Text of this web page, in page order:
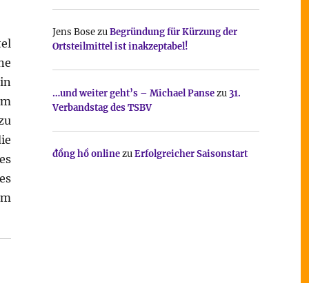
Jens BosezuBegründung für Kürzung der
Ortsteilmittel ist inakzeptabel!
…und weiter geht’s – Michael Pansezu31.
Verbandstag des TSBV
đồng hồ onlinezuErfolgreicher Saisonstart